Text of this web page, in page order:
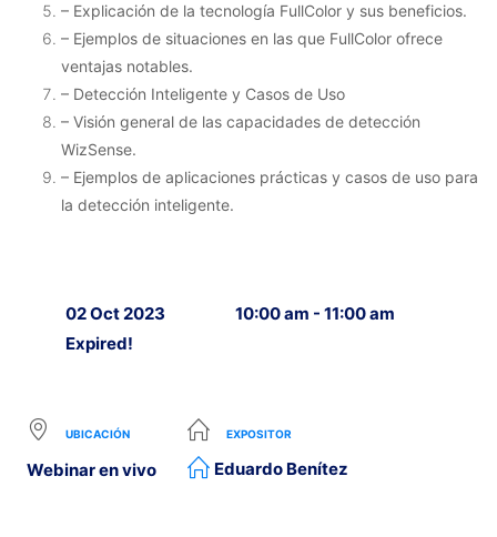
– Explicación de la tecnología FullColor y sus beneficios.
– Ejemplos de situaciones en las que FullColor ofrece
ventajas notables.
– Detección Inteligente y Casos de Uso
– Visión general de las capacidades de detección
WizSense.
– Ejemplos de aplicaciones prácticas y casos de uso para
la detección inteligente.
02 Oct 2023
Expired!
10:00 am - 11:00 am
UBICACIÓN
Webinar en vivo
EXPOSITOR
Eduardo Benítez